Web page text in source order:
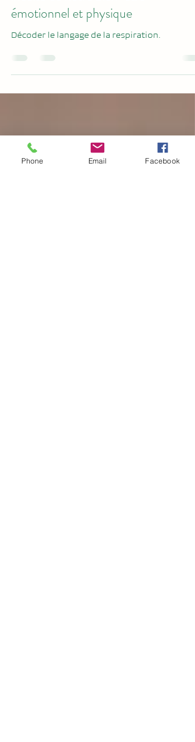
12 mars 2024
4 min de lecture
Respirer profondément : l'histoire
inédite de notre bien-être
émotionnel et physique
Décoder le langage de la respiration.
Phone Email Facebook